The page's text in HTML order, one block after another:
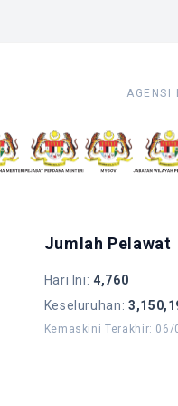
AGENSI
Jumlah Pelawat
Hari Ini:4,760
Keseluruhan:
Kemaskini Terakhir: 06/